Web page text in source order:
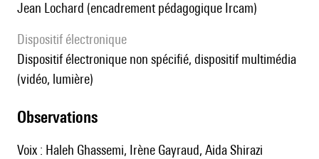
Jean Lochard (encadrement pédagogique Ircam)
Dispositif électronique
dispositif électronique non spécifié, dispositif multimédia
(vidéo, lumière)
observations
Voix : Haleh Ghassemi, Irène Gayraud, Aida Shirazi